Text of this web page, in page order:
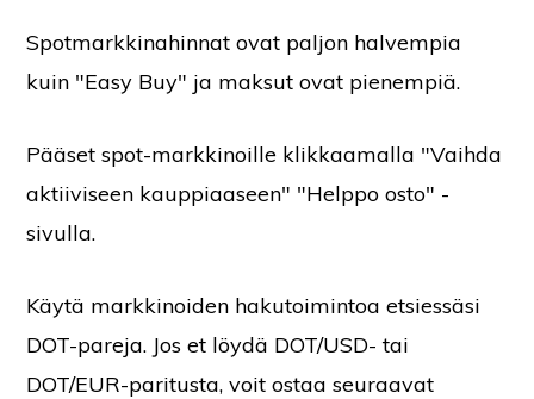
Spotmarkkinahinnat ovat paljon halvempia
kuin "Easy Buy" ja maksut ovat pienempiä.
Pääset spot-markkinoille klikkaamalla "Vaihda
aktiiviseen kauppiaaseen" "Helppo osto" -
sivulla.
Käytä markkinoiden hakutoimintoa etsiessäsi
DOT-pareja. Jos et löydä DOT/USD- tai
DOT/EUR-paritusta, voit ostaa seuraavat